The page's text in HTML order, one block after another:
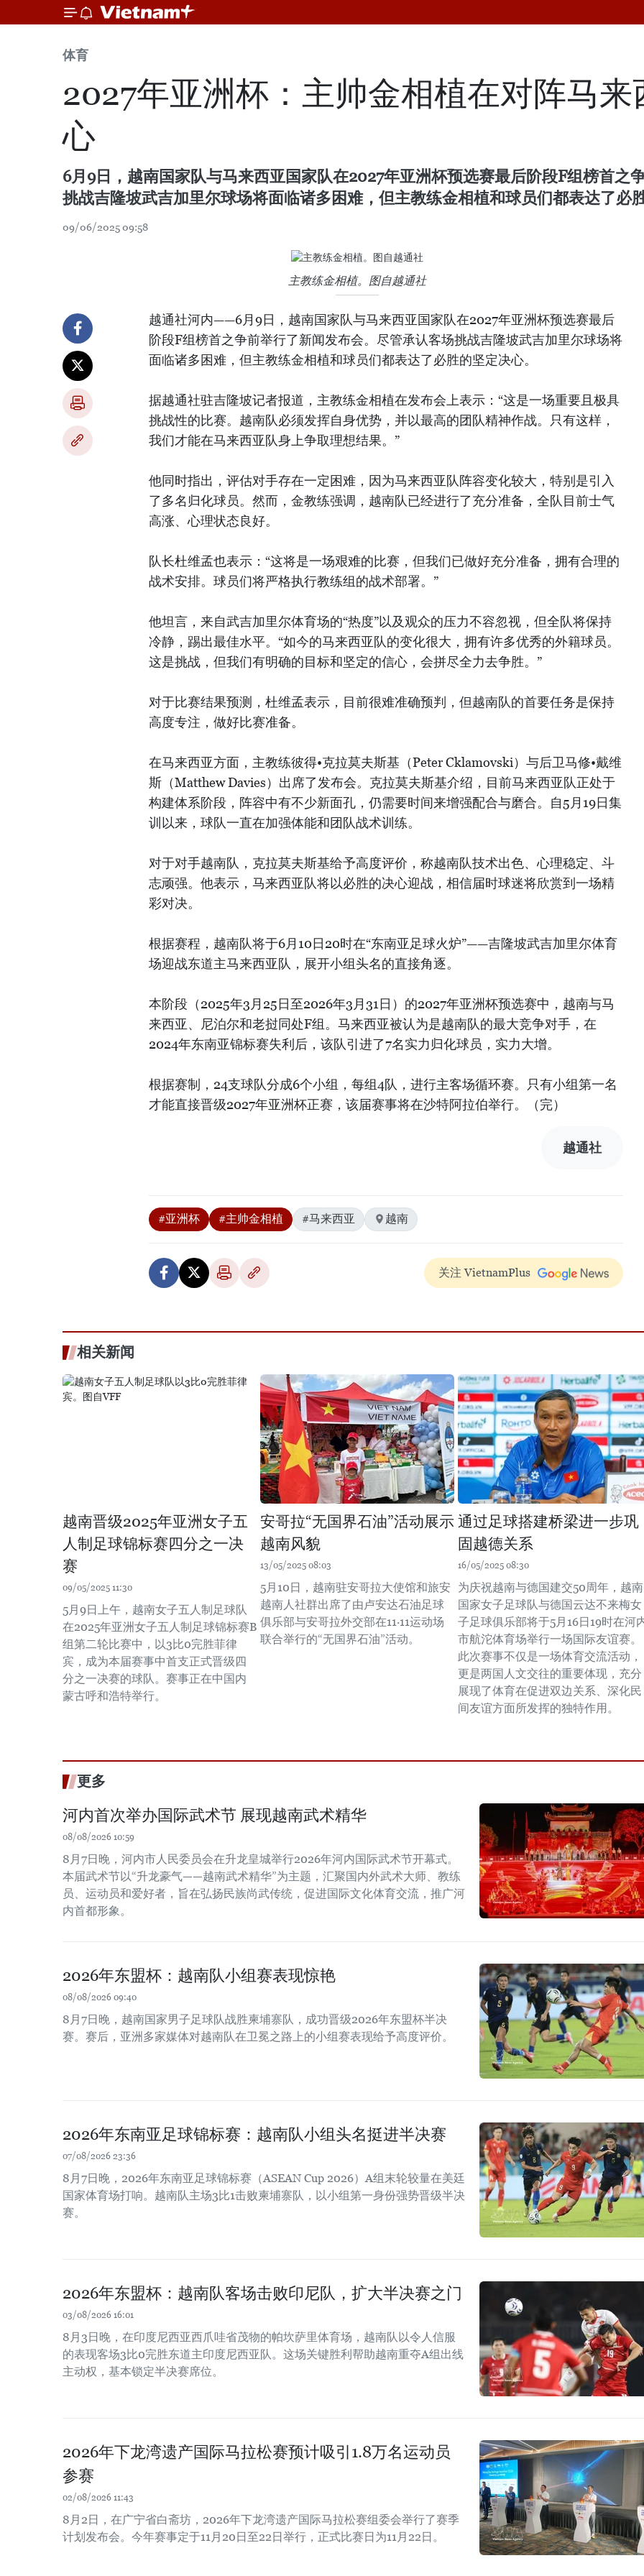
体育
2027年亚洲杯：主帅金相植在对阵马
心
6月9日，越南国家队与马来西亚国家队在2027年亚洲杯预选赛最后阶段F组榜首之
挑战吉隆坡武吉加里尔球场将面临诸多困难，但主教练金相植和球员们都表达了必
09/06/2025 09:58
主教练金相植。图自越通社
越通社河内——6月9日，越南国家队与马来西亚国家队在2027年亚洲杯预选赛最后
阶段F组榜首之争前举行了新闻发布会。尽管承认客场挑战吉隆坡武吉加里尔球场将
面临诸多困难，但主教练金相植和球员们都表达了必胜的坚定决心。
据越通社驻吉隆坡记者报道，主教练金相植在发布会上表示：“这是一场重要且极具
挑战性的比赛。越南队必须发挥自身优势，并以最高的团队精神作战。只有这样，
我们才能在马来西亚队身上争取理想结果。”
他同时指出，评估对手存在一定困难，因为马来西亚队阵容变化较大，特别是引入
了多名归化球员。然而，金教练强调，越南队已经进行了充分准备，全队目前士气
高涨、心理状态良好。
队长杜维孟也表示：“这将是一场艰难的比赛，但我们已做好充分准备，拥有合理的
战术安排。球员们将严格执行教练组的战术部署。”
他坦言，来自武吉加里尔体育场的“热度”以及观众的压力不容忽视，但全队将保持
冷静，踢出最佳水平。“如今的马来西亚队的变化很大，拥有许多优秀的外籍球员。
这是挑战，但我们有明确的目标和坚定的信心，会拼尽全力去争胜。”
对于比赛结果预测，杜维孟表示，目前很难准确预判，但越南队的首要任务是保持
高度专注，做好比赛准备。
在马来西亚方面，主教练彼得•克拉莫夫斯基（Peter Cklamovski）与后卫马修•戴维
斯（Matthew Davies）出席了发布会。克拉莫夫斯基介绍，目前马来西亚队正处于
构建体系阶段，阵容中有不少新面孔，仍需要时间来增强配合与磨合。自5月19日集
训以来，球队一直在加强体能和团队战术训练。
对于对手越南队，克拉莫夫斯基给予高度评价，称越南队技术出色、心理稳定、斗
志顽强。他表示，马来西亚队将以必胜的决心迎战，相信届时球迷将欣赏到一场精
彩对决。
根据赛程，越南队将于6月10日20时在“东南亚足球火炉”——吉隆坡武吉加里尔体育
场迎战东道主马来西亚队，展开小组头名的直接角逐。
本阶段（2025年3月25日至2026年3月31日）的2027年亚洲杯预选赛中，越南与马
来西亚、尼泊尔和老挝同处F组。马来西亚被认为是越南队的最大竞争对手，在
2024年东南亚锦标赛失利后，该队引进了7名实力归化球员，实力大增。
根据赛制，24支球队分成6个小组，每组4队，进行主客场循环赛。只有小组第一名
才能直接晋级2027年亚洲杯正赛，该届赛事将在沙特阿拉伯举行。（完）
越通社
#亚洲杯 #主帅金相植 #马来西亚 越南
关注 VietnamPlus
相关新闻
越南晋级2025年亚洲女子五
人制足球锦标赛四分之一决
赛
09/05/2025 11:30
5月9日上午，越南女子五人制足球队
在2025年亚洲女子五人制足球锦标赛B
组第二轮比赛中，以3比0完胜菲律
宾，成为本届赛事中首支正式晋级四
分之一决赛的球队。赛事正在中国内
蒙古呼和浩特举行。
安哥拉“无国界石油”活动展示
越南风貌
13/05/2025 08:03
5月10日，越南驻安哥拉大使馆和旅安
越南人社群出席了由卢安达石油足球
俱乐部与安哥拉外交部在11·11运动场
联合举行的“无国界石油”活动。
通过足球搭建桥梁进一步巩
固越德关系
16/05/2025 08:30
为庆祝越南与德国建交50周年，越南
国家女子足球队与德国云达不来梅女
子足球俱乐部将于5月16日19时在河
市航沱体育场举行一场国际友谊赛。
此次赛事不仅是一场体育交流活动，
更是两国人文交往的重要体现，充分
展现了体育在促进双边关系、深化民
间友谊方面所发挥的独特作用。
更多
河内首次举办国际武术节 展现越南武术精华
08/08/2026 10:59
8月7日晚，河内市人民委员会在升龙皇城举行2026年河内国际武术节开幕式。
本届武术节以“升龙豪气——越南武术精华”为主题，汇聚国内外武术大师、教练
员、运动员和爱好者，旨在弘扬民族尚武传统，促进国际文化体育交流，推广河
内首都形象。
2026年东盟杯：越南队小组赛表现惊艳
08/08/2026 09:40
8月7日晚，越南国家男子足球队战胜柬埔寨队，成功晋级2026年东盟杯半决
赛。赛后，亚洲多家媒体对越南队在卫冕之路上的小组赛表现给予高度评价。
2026年东南亚足球锦标赛：越南队小组头名挺进半决赛
07/08/2026 23:36
8月7日晚，2026年东南亚足球锦标赛（ASEAN Cup 2026）A组末轮较量在美廷
国家体育场打响。越南队主场3比1击败柬埔寨队，以小组第一身份强势晋级半决
赛。
2026年东盟杯：越南队客场击败印尼队，扩大半决赛之门
03/08/2026 16:01
8月3日晚，在印度尼西亚西爪哇省茂物的帕坎萨里体育场，越南队以令人信服
的表现客场3比0完胜东道主印度尼西亚队。这场关键胜利帮助越南重夺A组出线
主动权，基本锁定半决赛席位。
2026年下龙湾遗产国际马拉松赛预计吸引1.8万名运动员
参赛
02/08/2026 11:43
8月2日，在广宁省白斋坊，2026年下龙湾遗产国际马拉松赛组委会举行了赛季
计划发布会。今年赛事定于11月20日至22日举行，正式比赛日为11月22日。